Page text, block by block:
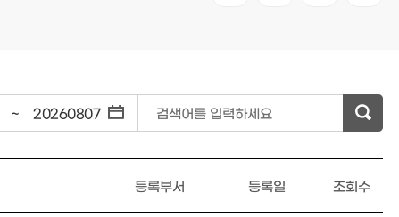
~ 검색어를 입력하세요
등록부서 등록일 조회수